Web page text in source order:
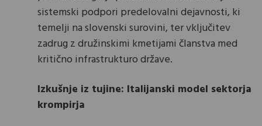
sistemski podpori predelovalni dejavnosti, ki
temelji na slovenski surovini, ter vključitev
zadrug z družinskimi kmetijami članstva med
kritično infrastrukturo države.
Izkušnje iz tujine: Italijanski model sektorja
krompirja